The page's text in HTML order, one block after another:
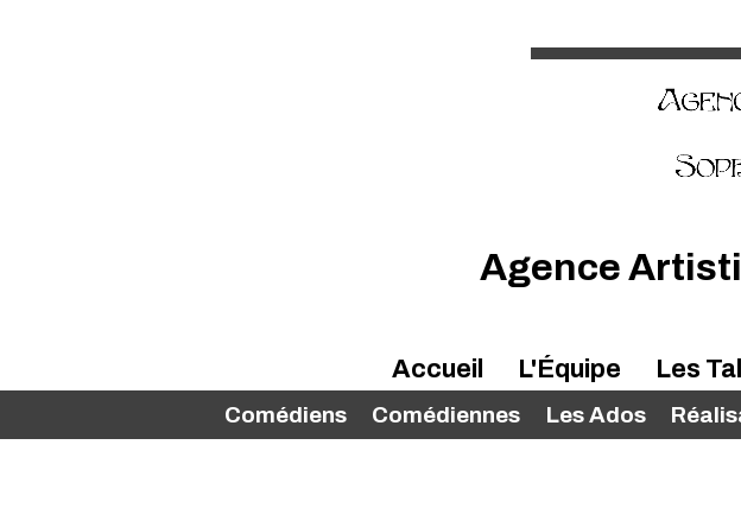
Agence
Accueil L'Équipe Les
Comédiens Comédiennes Les Ados